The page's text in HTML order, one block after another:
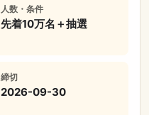
人数・条件
先着10万名＋抽選
締切
2026-09-30